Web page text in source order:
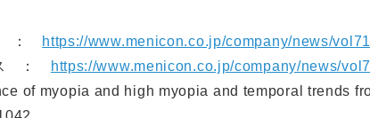
：
https://www.menicon.co.jp/company/news/
ス ：
https://www.menicon.co.jp/company/news/
of myopia and high myopia and temporal trends